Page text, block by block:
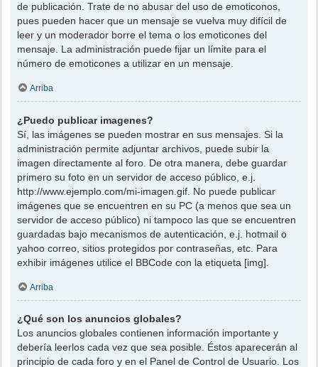
de publicación. Trate de no abusar del uso de emoticonos,
pues pueden hacer que un mensaje se vuelva muy difícil de
leer y un moderador borre el tema o los emoticones del
mensaje. La administración puede fijar un límite para el
número de emoticones a utilizar en un mensaje.
Arriba
¿Puedo publicar imagenes?
Sí, las imágenes se pueden mostrar en sus mensajes. Si la
administración permite adjuntar archivos, puede subir la
imagen directamente al foro. De otra manera, debe guardar
primero su foto en un servidor de acceso público, e.j.
http://www.ejemplo.com/mi-imagen.gif. No puede publicar
imágenes que se encuentren en su PC (a menos que sea un
servidor de acceso público) ni tampoco las que se encuentren
guardadas bajo mecanismos de autenticación, e.j. hotmail o
yahoo correo, sitios protegidos por contraseñas, etc. Para
exhibir imágenes utilice el BBCode con la etiqueta [img].
Arriba
¿Qué son los anuncios globales?
Los anuncios globales contienen información importante y
debería leerlos cada vez que sea posible. Éstos aparecerán al
principio de cada foro y en el Panel de Control de Usuario. Los